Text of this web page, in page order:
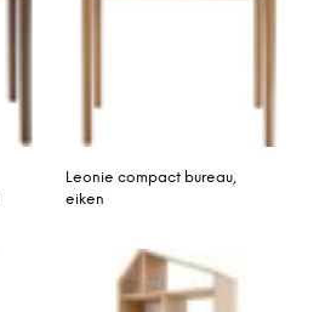
Leonie compact bureau,
eiken